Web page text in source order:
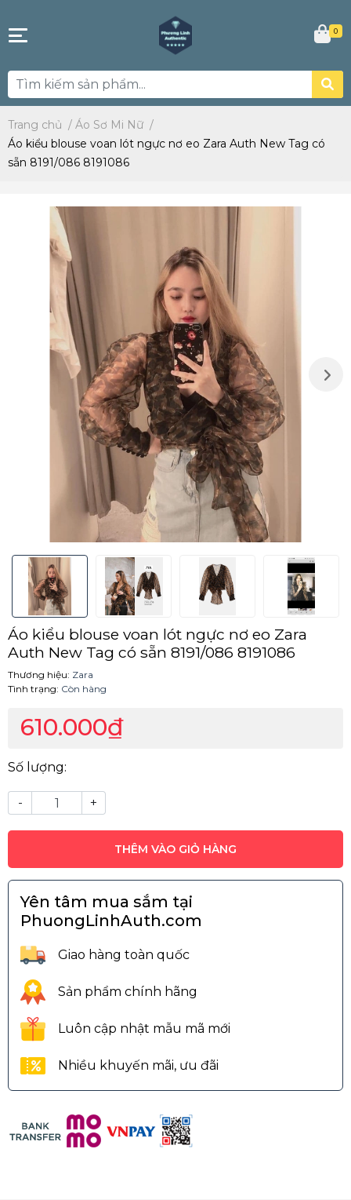
0
Trang chủ / Áo Sơ Mi Nữ /
Áo kiểu blouse voan lót ngực nơ eo Zara Auth New Tag có
sẵn 8191/086 8191086
Áo kiểu blouse voan lót ngực nơ eo Zara
Auth New Tag có sẵn 8191/086 8191086
Thương hiệu: Zara
Tình trạng: Còn hàng
610.000₫
Số lượng:
- +
THÊM VÀO GIỎ HÀNG
Yên tâm mua sắm tại
PhuongLinhAuth.com
Giao hàng toàn quốc
Sản phẩm chính hãng
Luôn cập nhật mẫu mã mới
Nhiều khuyến mãi, ưu đãi